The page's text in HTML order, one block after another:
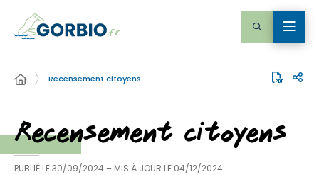
Recensement citoyens
Recensement citoyens
PUBLIÉ LE30/09/2024 – MIS À JOUR LE 04/12/2024